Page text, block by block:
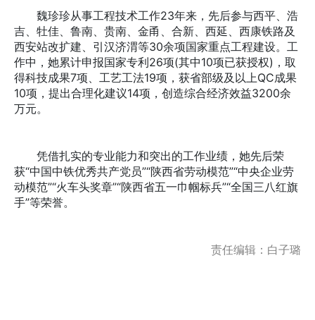
魏珍珍从事工程技术工作23年来，先后参与西平、浩
吉、牡佳、鲁南、贵南、金甬、合新、西延、西康铁路及
西安站改扩建、引汉济渭等30余项国家重点工程建设。工
作中，她累计申报国家专利26项(其中10项已获授权)，取
得科技成果7项、工艺工法19项，获省部级及以上QC成果
10项，提出合理化建议14项，创造综合经济效益3200余
万元。
凭借扎实的专业能力和突出的工作业绩，她先后荣
获“中国中铁优秀共产党员”“陕西省劳动模范”“中央企业劳
动模范”“火车头奖章”“陕西省五一巾帼标兵”“全国三八红旗
手”等荣誉。
责任编辑：白子璐